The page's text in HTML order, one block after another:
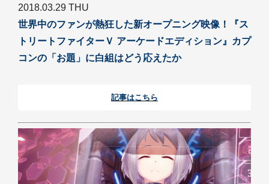
2018.03.29 THU
世界中のファンが熱狂した新オープニング映像！『ス
トリートファイターＶ アーケードエディション』カプ
コンの「お題」に白組はどう応えたか
記事はこちら